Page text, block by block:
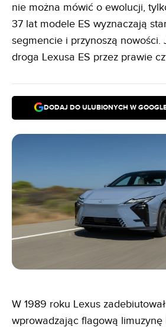
nie można mówić o ewolucji,
37 lat modele ES wyznaczają
segmencie i przynoszą nowości.
droga Lexusa ES przez prawie
DODAJ DO ULUBIONYCH W
W 1989 roku Lexus
wprowadzając flagową limuzynę